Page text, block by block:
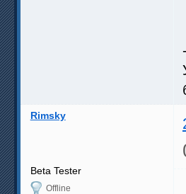
Rimsky
Beta Tester
Offline